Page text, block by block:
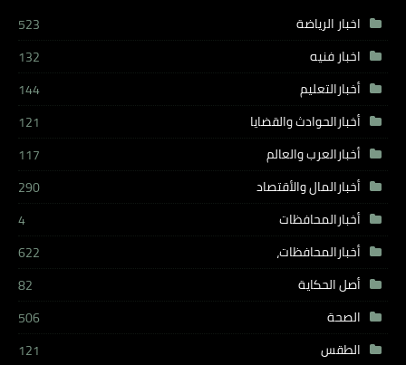
اخبار الرياضة
523
اخبار فنيه
132
أخبارالتعليم
144
أخبارالحوادث والقضايا
121
أخبارالعرب والعالم
117
أخبارالمال والأقتصاد
290
أخبارالمحافظات
4
أخبارالمحافظات،
622
أصل الحكاية
82
الصحة
506
الطقس
121